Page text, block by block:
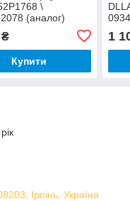
\
(аналог)
Купити
1
Ірпінь, Україна